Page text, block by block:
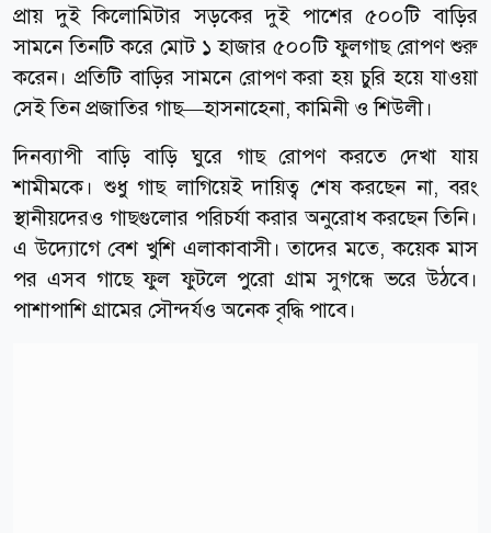
প্রায় দুই কিলোমিটার সড়কের দুই পাশের ৫০০টি বাড়ির
সামনে তিনটি করে মোট ১ হাজার ৫০০টি ফুলগাছ রোপণ শুরু
করেন। প্রতিটি বাড়ির সামনে রোপণ করা হয় চুরি হয়ে যাওয়া
সেই তিন প্রজাতির গাছ—হাসনাহেনা, কামিনী ও শিউলী।
দিনব্যাপী বাড়ি বাড়ি ঘুরে গাছ রোপণ করতে দেখা যায়
শামীমকে। শুধু গাছ লাগিয়েই দায়িত্ব শেষ করছেন না, বরং
স্থানীয়দেরও গাছগুলোর পরিচর্যা করার অনুরোধ করছেন তিনি।
এ উদ্যোগে বেশ খুশি এলাকাবাসী। তাদের মতে, কয়েক মাস
পর এসব গাছে ফুল ফুটলে পুরো গ্রাম সুগন্ধে ভরে উঠবে।
পাশাপাশি গ্রামের সৌন্দর্যও অনেক বৃদ্ধি পাবে।